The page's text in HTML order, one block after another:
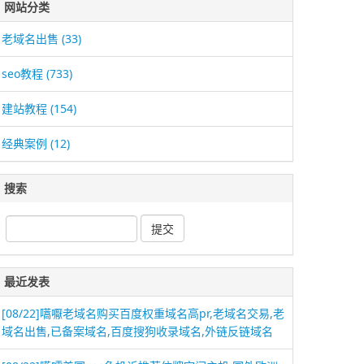
网站分类
老域名出售 (33)
seo教程 (733)
建站教程 (154)
经典案例 (12)
搜索
最近发表
[08/22]嚆嚈老域名购买百度权重域名高pr,老域名交易,老
域名出售,已备案域名,百度搜狗收录域名,外链反链域名